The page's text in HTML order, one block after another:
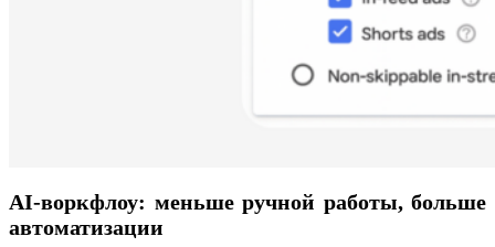
AI-воркфлоу: меньше ручной работы, больше
автоматизации